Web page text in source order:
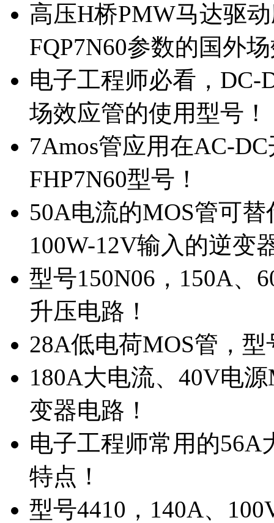
高压H桥PMW马达驱
FQP7N60参数的国外
电子工程师必看，DC-
场效应管的使用型号！
7Amos管应用在AC-
FHP7N60型号！
50A电流的MOS管可
100W-12V输入的逆变
型号150N06，150A、
升压电路！
28A低电荷MOS管，
180A大电流、40V电
变器电路！
电子工程师常用的56A
特点！
型号4410，140A、